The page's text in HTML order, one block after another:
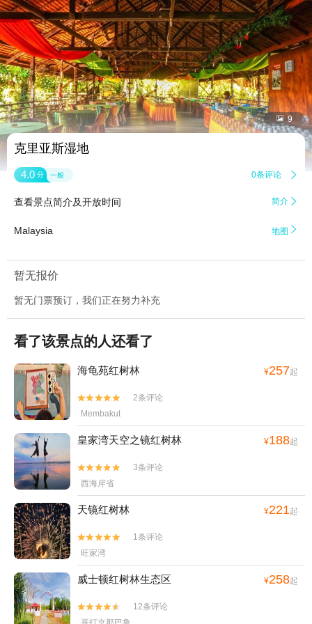
 9
克里亚斯湿地
4.0 分 一般 0条评论 
查看景点简介及开放时间 简介 
Malaysia 地图 
暂无报价
暂无门票预订，我们正在努力补充
看了该景点的人还看了
海龟苑红树林 ¥257起


2条评论
Membakut
皇家湾天空之镜红树林 ¥188起


3条评论
西海岸省
天镜红树林 ¥221起


1条评论
旺家湾
威士顿红树林生态区 ¥258起


12条评论
